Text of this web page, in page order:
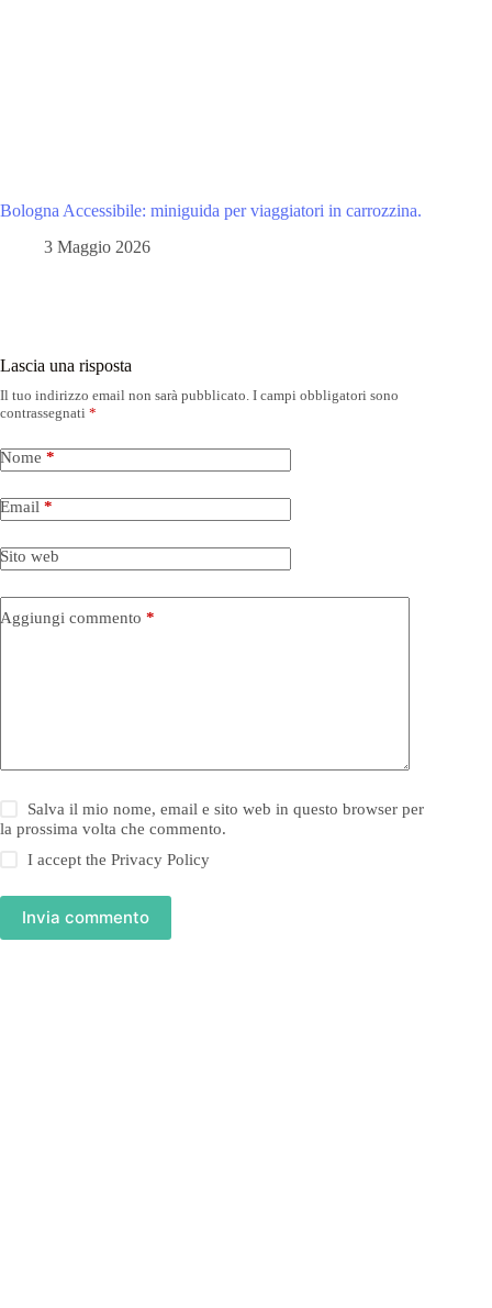
Bologna Accessibile: miniguida per viaggiatori in carrozzina.
3 Maggio 2026
Lascia una risposta
Il tuo indirizzo email non sarà pubblicato. I campi obbligatori sono
contrassegnati *
Nome *
Email *
Sito web
Aggiungi commento *
Salva il mio nome, email e sito web in questo browser per
la prossima volta che commento.
I accept thePrivacy Policy
Invia commento